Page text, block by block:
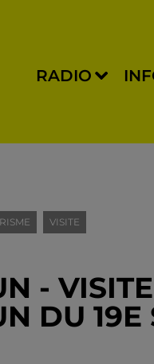
RADIO
VISITE
-
DU